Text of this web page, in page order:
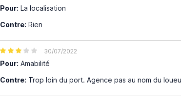
Pour: La localisation
Contre: Rien
30/07/2022
Pour: Amabilité
Contre: Trop loin du port. Agence pas au nom du